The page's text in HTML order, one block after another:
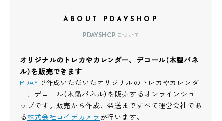
ABOUT PDAYSHOP
PDAYSHOPについて
オリジナルのトレカやカレンダー、デコール（木製パネ
ル）を販売できます
PDAY で作成いただいたオリジナルのトレカやカレンダ
ー、デコール（木製パネル）を販売するオンラインショ
ップです。販売から作成、発送まですべて運営会社であ
る株式会社コイデカメラ が行います。